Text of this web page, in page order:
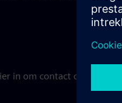
in om contact op te